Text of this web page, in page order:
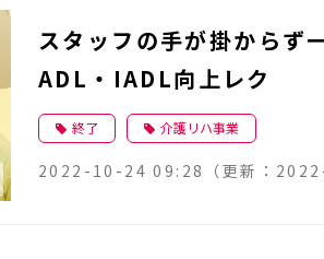
スタッフの手が掛からず
ADL・IADL向上レク
終了 介護リハ事業
2022-10-24 09:28 （更新：